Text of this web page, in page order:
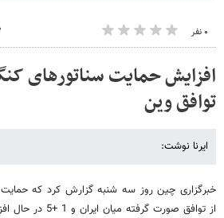
۰ نفر ۳
افزایش حمایت سناتورهای
توافق وین
ایرنا نوشت:
خبرگزاری چین روز سه شنبه گزارش کرد که حمایت
از توافق صورت گرفته میان ایران و 1 +5 در حال افزایش است.